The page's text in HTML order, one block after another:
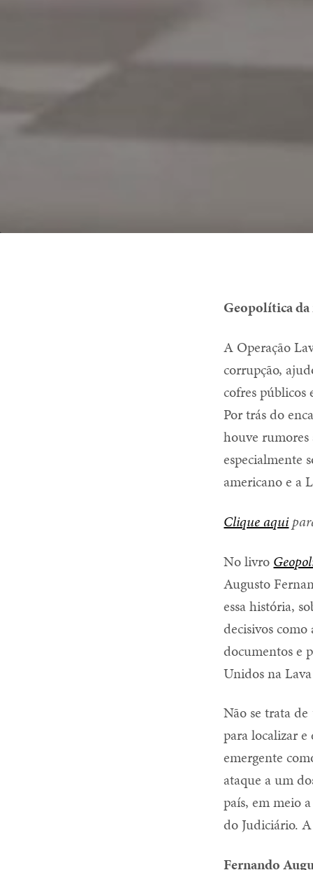
Geopolítica da
A Operação
corrupção,
cofres públicos
Por trás do
houve rumores
especialmente
americano e a
Clique aqui
No livro
Augusto
essa história,
decisivos
documentos e
Unidos na
Não se trata
para localizar e
emergente
ataque a um
país, em meio
do Judiciário.
Fernando